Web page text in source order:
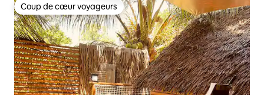
Coup de cœur voyageurs
Coup de cœur voyageurs